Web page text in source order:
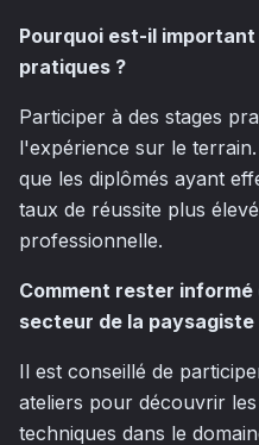
Pourquoi est-il
pratiques ?
Participer à des stages
l'expérience sur le
que les diplômés ayant
taux de réussite plus
professionnelle.
Comment rester
secteur de la
Il est conseillé de
ateliers pour découvrir
techniques dans le